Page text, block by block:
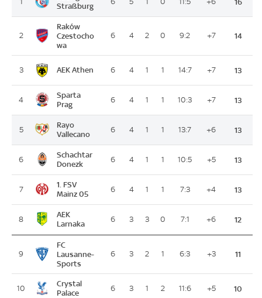
Straßburg
2
Raków
Czestocho
wa
6 4 2 0 9:2 +7 14
3 AEK Athen 6 4 1 1 14:7 +7 13
4
Sparta
Prag
6 4 1 1 10:3 +7 13
5
Rayo
Vallecano
6 4 1 1 13:7 +6 13
6
Schachtar
Donezk
6 4 1 1 10:5 +5 13
7
1. FSV
Mainz 05
6 4 1 1 7:3 +4 13
8
AEK
Larnaka
6 3 3 0 7:1 +6 12
9
FC
Lausanne-
Sports
6 3 2 1 6:3 +3 11
10
Crystal
Palace
6 3 1 2 11:6 +5 10